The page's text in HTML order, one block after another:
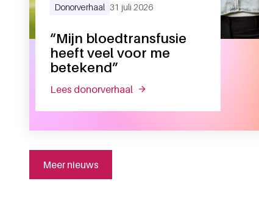
“Mijn bloedtransfusie
heeft veel voor me
betekend”
Donorverhaal 31 juli 2026
lees donorverhaal over “mijn bloedtransfusie
Meer nieuws